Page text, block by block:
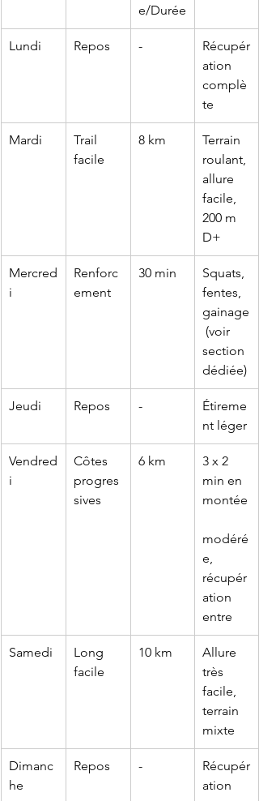
e/Durée
Lundi Repos -
Récupér
ation
complè
te
Mardi
Trail
facile
8 km
Terrain
roulant,
allure
facile,
200 m
D+
Mercred
i
Renforc
ement
30 min
Squats,
fentes,
gainage
(voir
section
dédiée)
Jeudi Repos -
Étireme
nt léger
Vendred
i
Côtes
progres
sives
6 km
3 x 2
min en
montée
modéré
e,
récupér
ation
entre
Samedi
Long
facile
10 km
Allure
très
facile,
terrain
mixte
Dimanc
he
Repos -
Récupér
ation